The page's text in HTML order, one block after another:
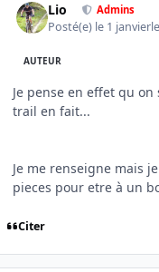
Lio Admins
Posté(e) le 1 janvier
AUTEUR
Je pense en effet qu
trail en fait...
Je me renseigne mais
pieces pour etre à un
Citer